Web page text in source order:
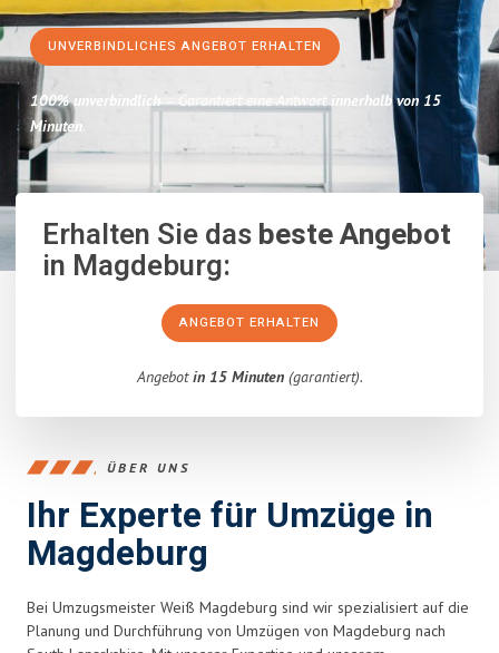
UNVERBINDLICHES ANGEBOT ERHALTEN
100% unverbindlich– Garantiert eine Antwortinnerhalb von 15
Minuten.
Erhalten Sie dasbeste Angebot
in Magdeburg:
ANGEBOT ERHALTEN
Angebotin 15 Minuten(garantiert).
ÜBER UNS
Ihr Experte für Umzüge in
Magdeburg
Bei Umzugsmeister Weiß Magdeburg sind wir spezialisiert auf die
Planung und Durchführung von Umzügen von Magdeburg nach